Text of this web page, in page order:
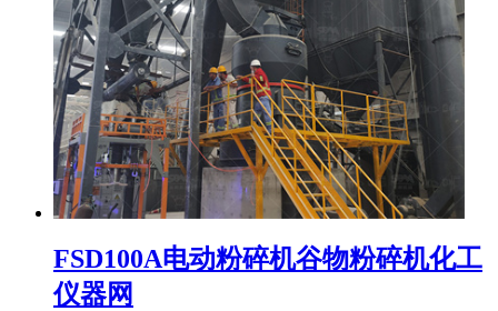
FSD100A电动粉碎机谷物粉碎机化工
仪器网